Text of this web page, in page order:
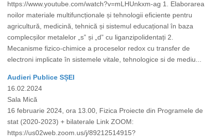
https://www.youtube.com/watch?v=mLHUnkxm-ag 1. Elaborarea
noilor materiale multifuncționale și tehnologii eficiente pentru
agricultură, medicină, tehnică și sistemul educațional în baza
complecșilor metalelor „s” și „d” cu liganzipolidentați 2.
Mecanisme fizico-chimice a proceselor redox cu transfer de
electroni implicate în sistemele vitale, tehnologice si de mediu...
Audieri Publice SȘEI
16.02.2024
Sala Mică
16 februarie 2024, ora 13.00, Fizica Proiecte din Programele de
stat (2020-2023) + bilaterale Link ZOOM:
https://us02web.zoom.us/j/89212514915?